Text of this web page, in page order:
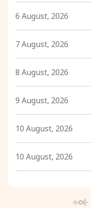
6 August, 2026
7 August, 2026
8 August, 2026
9 August, 2026
10 August, 2026
10 August, 2026